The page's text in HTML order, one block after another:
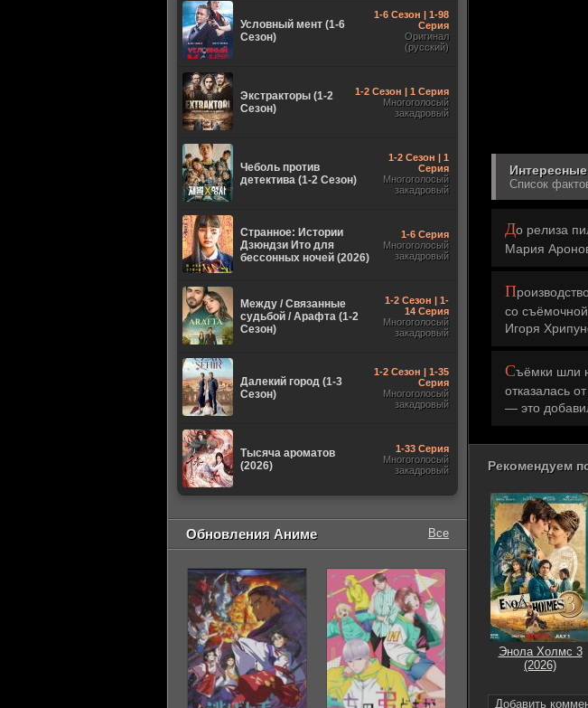
Список
До релиза
Мария
П
со
Игоря
Съёмки шли
отказалась
— это
Рекомендуем
Энола Холмс 3
(2026)
Добавить
Условный мент (1-6
Сезон)
1-6 Сезон | 1-98
Серия
Оригинал
(русский)
Экстракторы (1-2
Сезон)
1-2 Сезон | 1 Серия
Многоголосый
закадровый
Чеболь против
детектива (1-2 Сезон)
1-2 Сезон | 1
Серия
Многоголосый
закадровый
Странное: Истории
Дзюндзи Ито для
бессонных ночей (2026)
1-6 Серия
Многоголосый
закадровый
Между / Связанные
судьбой / Арафта (1-2
Сезон)
1-2 Сезон | 1-
14 Серия
Многоголосый
закадровый
Далекий город (1-3
Сезон)
1-2 Сезон | 1-35
Серия
Многоголосый
закадровый
Тысяча ароматов
(2026)
1-33 Серия
Многоголосый
закадровый
Обновления Аниме Все